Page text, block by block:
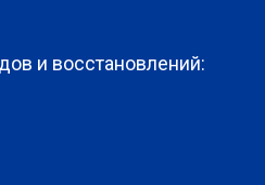
и восстановлений: